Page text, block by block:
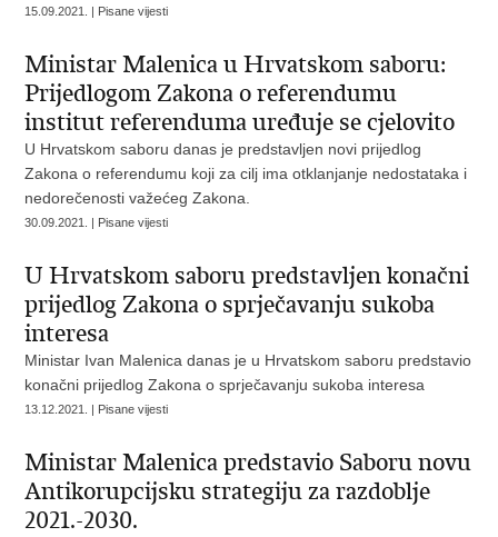
15.09.2021. | Pisane vijesti
Ministar Malenica u Hrvatskom saboru:
Prijedlogom Zakona o referendumu
institut referenduma uređuje se cjelovito
U Hrvatskom saboru danas je predstavljen novi prijedlog
Zakona o referendumu koji za cilj ima otklanjanje nedostataka i
nedorečenosti važećeg Zakona.
30.09.2021. | Pisane vijesti
U Hrvatskom saboru predstavljen konačni
prijedlog Zakona o sprječavanju sukoba
interesa
Ministar Ivan Malenica danas je u Hrvatskom saboru predstavio
konačni prijedlog Zakona o sprječavanju sukoba interesa
13.12.2021. | Pisane vijesti
Ministar Malenica predstavio Saboru novu
Antikorupcijsku strategiju za razdoblje
2021.-2030.